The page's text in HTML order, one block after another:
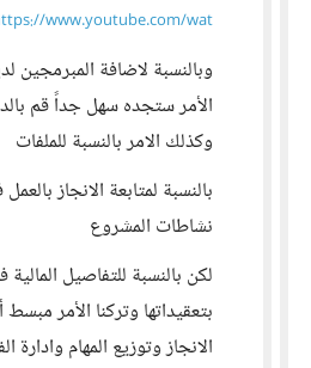
www.youtube.com/wat...
وبالنسبة لاضافة المبرمجين
الأمر ستجده سهل جداً قم
وكذلك الامر بالنسبة للملفات
بالنسبة لمتابعة الانجاز
نشاطات المشروع
لكن بالنسبة للتفاصيل
بتعقيداتها وتركنا الأمر
الانجاز وتوزيع المهام وادارة